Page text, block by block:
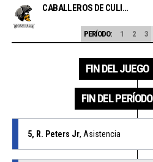
CABALLEROS DE CULIACAN
PERÍODO: 1 2 3
FIN DEL JUEGO
FIN DEL PERÍODO
5, R. Peters Jr, Asistencia